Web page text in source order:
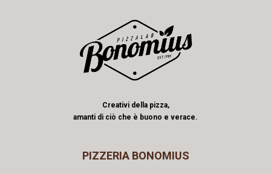
Creativi della pizza,
amanti di ciò che è buono e verace.
PIZZERIA BONOMIUS